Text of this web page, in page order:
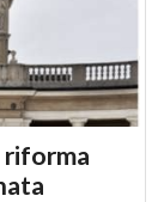
riforma